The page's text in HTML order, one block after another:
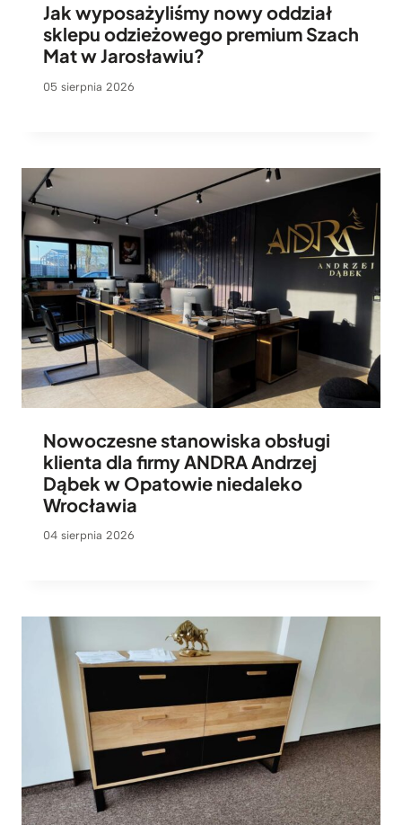
Jak wyposażyliśmy nowy oddział
sklepu odzieżowego premium Szach
Mat w Jarosławiu?
05 sierpnia 2026
Nowoczesne stanowiska obsługi
klienta dla firmy ANDRA Andrzej
Dąbek w Opatowie niedaleko
Wrocławia
04 sierpnia 2026